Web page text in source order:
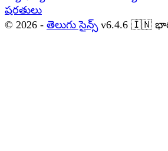
షరతులు
© 2026 - తెలుగు సైన్స్ v6.4.6 🇮🇳